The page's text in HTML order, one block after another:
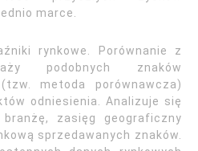
marce.
rynkowe. Porównanie z
podobnych znaków
metoda porównawcza)
odniesienia. Analizuje się
zasięg geograficzny
sprzedawanych znaków.